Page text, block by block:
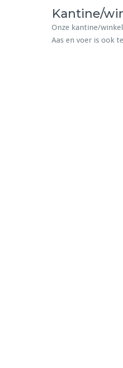
Kantine/
Onze kantine/
Aas en voer is ook